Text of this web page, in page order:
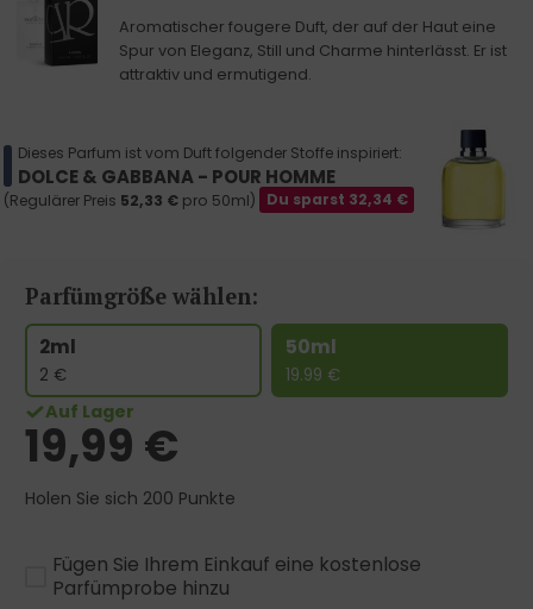
Aromatischer fougere Duft, der auf der Haut eine
Spur von Eleganz, Still und Charme hinterlässt. Er ist
attraktiv und ermutigend.
Dieses Parfum ist vom Duft folgender Stoffe inspiriert:
DOLCE & GABBANA - POUR HOMME
(Regulärer Preis 52,33 € pro 50ml) Du sparst 32,34 €
Parfümgröße wählen:
2ml
2 €
50ml
19.99 €
Auf Lager
19,99 €
Holen Sie sich 200 Punkte
Fügen Sie Ihrem Einkauf eine kostenlose
Parfümprobe hinzu